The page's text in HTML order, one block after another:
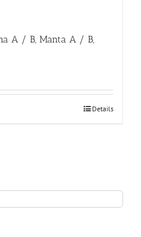
A / B, Manta A / B,
Details